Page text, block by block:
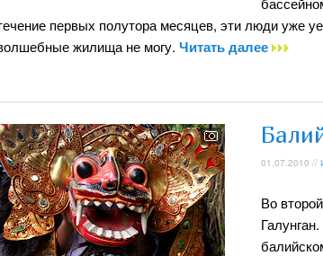
первых полутора месяцев, эти люди уже
жилища не могу. Читать далее
01.07.2010 //
Во